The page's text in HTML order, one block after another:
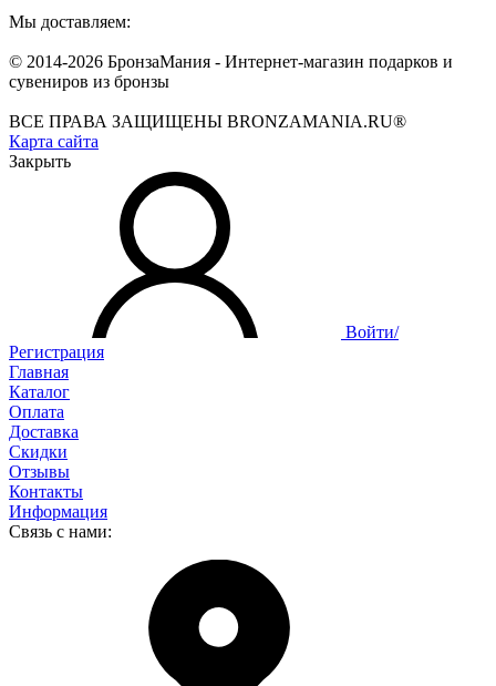
Мы доставляем:
© 2014-2026 БронзаМания - Интернет-магазин подарков и
сувениров из бронзы
ВСЕ ПРАВА ЗАЩИЩЕНЫ BRONZAMANIA.RU®
Карта сайта
Закрыть
Войти/
Регистрация
Главная
Каталог
Оплата
Доставка
Скидки
Отзывы
Контакты
Информация
Связь с нами: